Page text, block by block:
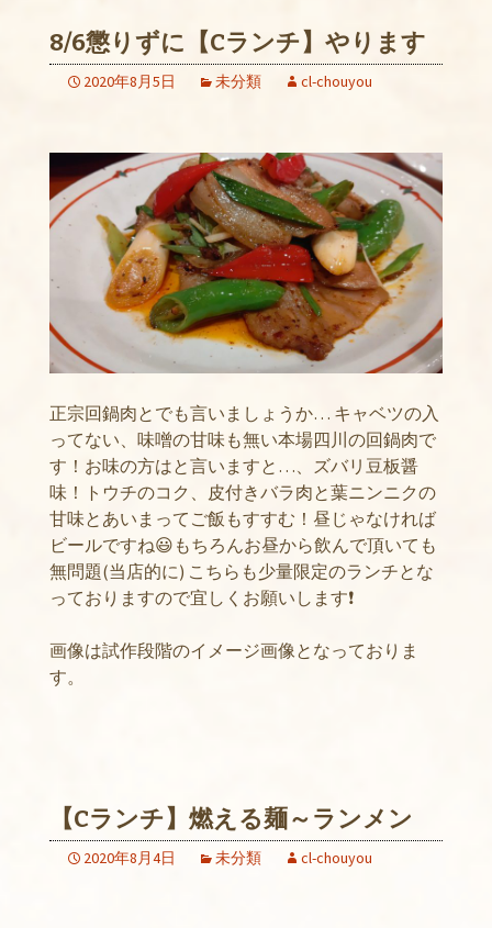
8/6懲りずに【Cランチ】やります
2020年8月5日 未分類 cl-chouyou
正宗回鍋肉とでも言いましょうか… キャベツの入
ってない、味噌の甘味も無い本場四川の回鍋肉で
す！お味の方はと言いますと…、ズバリ豆板醤
味！トウチのコク、皮付きバラ肉と葉ニンニクの
甘味とあいまってご飯もすすむ！昼じゃなければ
ビールですね😃もちろんお昼から飲んで頂いても
無問題(当店的に) こちらも少量限定のランチとな
っておりますので宜しくお願いします❗️
画像は試作段階のイメージ画像となっておりま
す。
【Cランチ】燃える麺～ランメン
2020年8月4日 未分類 cl-chouyou